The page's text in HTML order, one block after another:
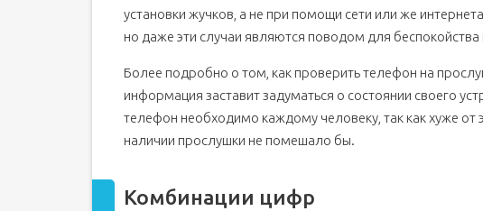
установки жучков, а не при помощи сети или же
но даже эти случаи являются поводом для
Более подробно о том, как проверить телефон на
информация заставит задуматься о состоянии своего
телефон необходимо каждому человеку, так как хуже от
наличии прослушки не помешало бы.
Комбинации цифр